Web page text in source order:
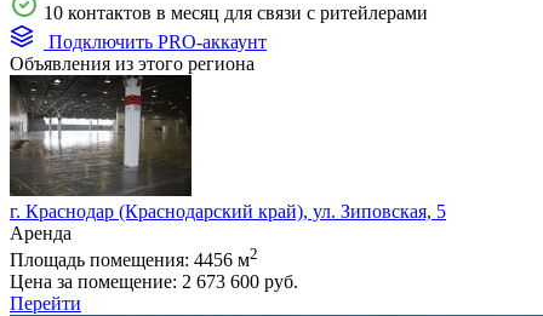
10 контактов в месяц для связи с ритейлерами
Подключить PRO-аккаунт
Объявления из этого региона
г. Краснодар (Краснодарский край), ул. Зиповская, 5
Аренда
Площадь помещения: 4456 м2
Цена за помещение: 2 673 600 руб.
Перейти